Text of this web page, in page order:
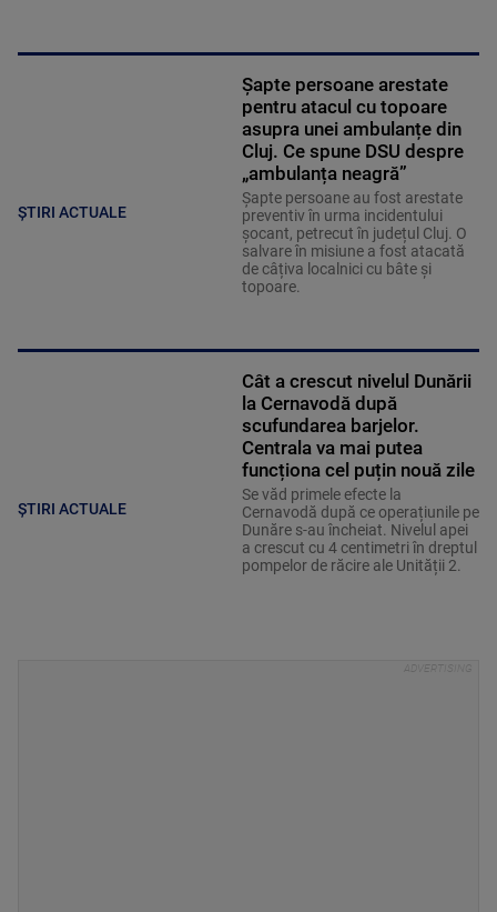
ȘTIRI ACTUALE
Șapte persoane arestate
pentru atacul cu topoare
asupra unei ambulanțe din
Cluj. Ce spune DSU despre
„ambulanța neagră”
Șapte persoane au fost arestate
preventiv în urma incidentului
șocant, petrecut în județul Cluj. O
salvare în misiune a fost atacată
de câțiva localnici cu bâte și
topoare.
ȘTIRI ACTUALE
Cât a crescut nivelul Dunării
la Cernavodă după
scufundarea barjelor.
Centrala va mai putea
funcționa cel puțin nouă zile
Se văd primele efecte la
Cernavodă după ce operațiunile pe
Dunăre s-au încheiat. Nivelul apei
a crescut cu 4 centimetri în dreptul
pompelor de răcire ale Unității 2.